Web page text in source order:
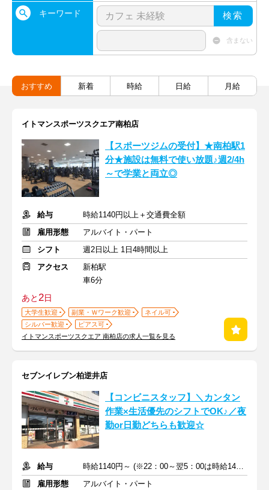
キーワード 検索
含まない
おすすめ 新着 時給 日給 月給
イトマンスポーツスクエア南柏店
【スポーツジムの受付】★南柏駅1
分★施設は無料で使い放題♪週2/4h
～で学業と両立◎
給与
時給1140円以上＋交通費全額
雇用形態
アルバイト・パート
シフト
週2日以上 1日4時間以上
アクセス
新柏駅
車6分
あと2日
大学生歓迎 副業・Ｗワーク歓迎
ネイル可
シルバー歓迎
ピアス可
イトマンスポーツスクエア 南柏店の求人一覧を見る
セブンイレブン柏逆井店
【コンビニスタッフ】＼カンタン
作業×生活優先のシフトでOK♪／夜
勤or日勤どちらも歓迎☆
給与
時給1140円～ (※22：00～翌5：00は時給1425円) ＋交通費
雇用形態
アルバイト・パート